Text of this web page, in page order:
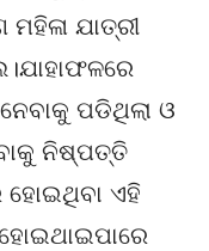
ଯାତ୍ରୀ
ପଡିଥିଲା ଓ
ନିଷ୍ପତ୍ତି
ହୋଇଥିବା ଏହି